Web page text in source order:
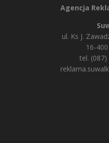
Agencja
ul. Ks J.
16-400
tel.